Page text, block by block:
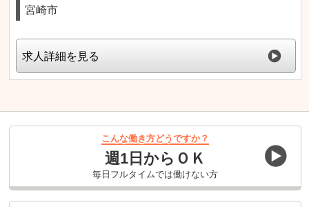
宮崎市
求人詳細を見る
こんな働き方どうですか？
週1日からＯＫ
毎日フルタイムでは働けない方